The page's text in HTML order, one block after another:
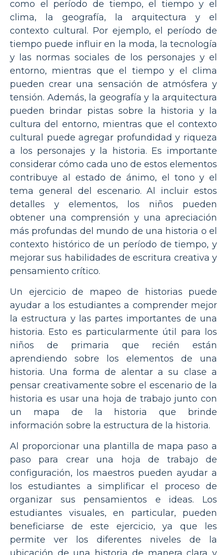
como el período de tiempo, el tiempo y el
clima, la geografía, la arquitectura y el
contexto cultural. Por ejemplo, el período de
tiempo puede influir en la moda, la tecnología
y las normas sociales de los personajes y el
entorno, mientras que el tiempo y el clima
pueden crear una sensación de atmósfera y
tensión. Además, la geografía y la arquitectura
pueden brindar pistas sobre la historia y la
cultura del entorno, mientras que el contexto
cultural puede agregar profundidad y riqueza
a los personajes y la historia. Es importante
considerar cómo cada uno de estos elementos
contribuye al estado de ánimo, el tono y el
tema general del escenario. Al incluir estos
detalles y elementos, los niños pueden
obtener una comprensión y una apreciación
más profundas del mundo de una historia o el
contexto histórico de un período de tiempo, y
mejorar sus habilidades de escritura creativa y
pensamiento crítico.
Un ejercicio de mapeo de historias puede
ayudar a los estudiantes a comprender mejor
la estructura y las partes importantes de una
historia. Esto es particularmente útil para los
niños de primaria que recién están
aprendiendo sobre los elementos de una
historia. Una forma de alentar a su clase a
pensar creativamente sobre el escenario de la
historia es usar una hoja de trabajo junto con
un mapa de la historia que brinde
información sobre la estructura de la historia.
Al proporcionar una plantilla de mapa paso a
paso para crear una hoja de trabajo de
configuración, los maestros pueden ayudar a
los estudiantes a simplificar el proceso de
organizar sus pensamientos e ideas. Los
estudiantes visuales, en particular, pueden
beneficiarse de este ejercicio, ya que les
permite ver los diferentes niveles de la